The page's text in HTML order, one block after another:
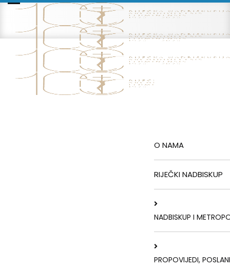
O NAMA
RIJEČKI NADBISKUP
NADBISKUP I
PROPOVIJEDI,